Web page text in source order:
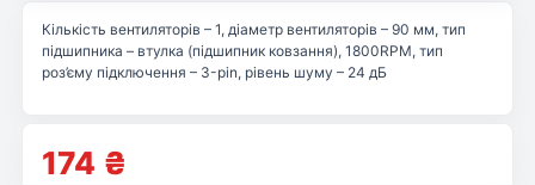
174 ₴
Кількість вентиляторів – 1, діаметр вентиляторів – 90 мм, тип
підшипника – втулка (підшипник ковзання), 1800RPM, тип
роз’єму підключення – 3-pin, рівень шуму – 24 дБ